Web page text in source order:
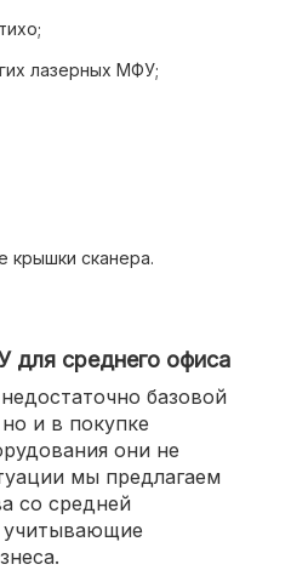
лазерных МФУ;
кнопками.
крышки сканера.
среднего офиса
базовой
и в покупке
они не
мы предлагаем
со средней
учитывающие